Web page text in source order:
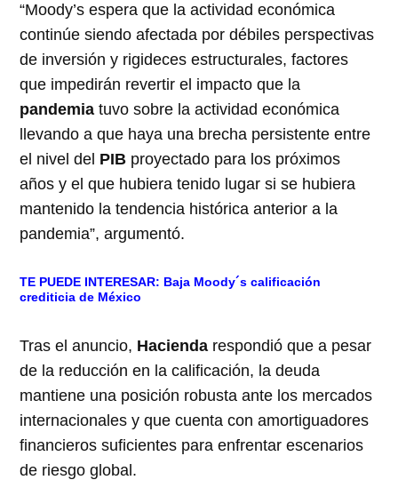
“Moody’s espera que la actividad económica
continúe siendo afectada por débiles perspectivas
de inversión y rigideces estructurales, factores
que impedirán revertir el impacto que la
pandemia tuvo sobre la actividad económica
llevando a que haya una brecha persistente entre
el nivel del PIB proyectado para los próximos
años y el que hubiera tenido lugar si se hubiera
mantenido la tendencia histórica anterior a la
pandemia”, argumentó.
TE PUEDE INTERESAR: Baja Moody´s calificación
crediticia de México
Tras el anuncio, Hacienda respondió que a pesar
de la reducción en la calificación, la deuda
mantiene una posición robusta ante los mercados
internacionales y que cuenta con amortiguadores
financieros suficientes para enfrentar escenarios
de riesgo global.